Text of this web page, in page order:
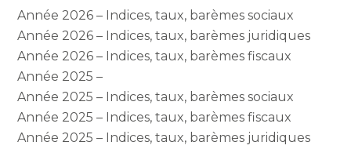
Année 2026 – Indices, taux, barèmes sociaux
Année 2026 – Indices, taux, barèmes juridiques
Année 2026 – Indices, taux, barèmes fiscaux
Année 2025 –
Année 2025 – Indices, taux, barèmes sociaux
Année 2025 – Indices, taux, barèmes fiscaux
Année 2025 – Indices, taux, barèmes juridiques